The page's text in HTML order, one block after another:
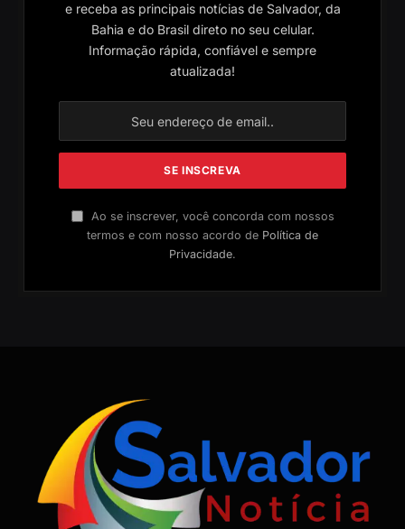
e receba as principais notícias de Salvador, da
Bahia e do Brasil direto no seu celular.
Informação rápida, confiável e sempre
atualizada!
Ao se inscrever, você concorda com nossos
termos e com nosso acordo de Política de
Privacidade.